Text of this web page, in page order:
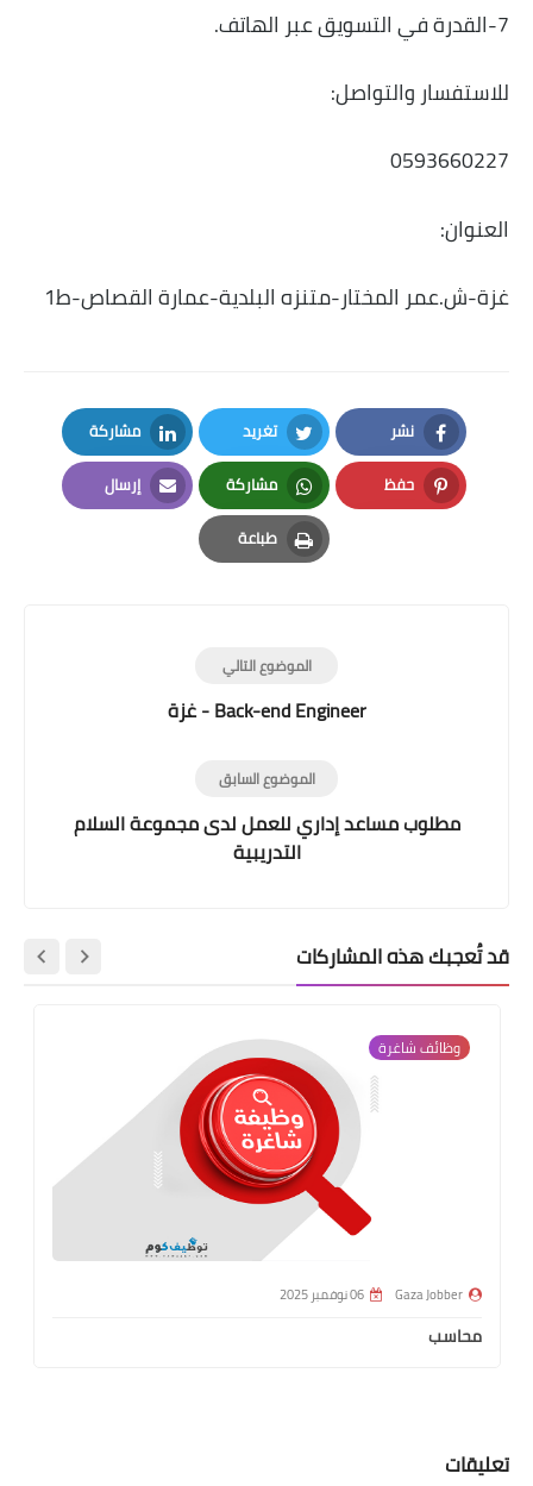
7-القدرة في التسويق عبر الهاتف.
للاستفسار والتواصل:
0593660227
العنوان:
غزة-ش.عمر المختار-متنزه البلدية-عمارة القصاص-ط1
نشر
Facebook
تغريد
Twitter
مشاركة
LinkedIn
حفظ
Pinterest
مشاركة
Whatsapp
إرسال
Email
طباعة
Print
الموضوع التالي
Back-end Engineer - غزة
الموضوع السابق
مطلوب مساعد إداري للعمل لدى مجموعة السلام
التدريبية
قد تُعجبك هذه المشاركات
وظائف شاغرة
Gaza Jobber 06 نوفمبر 2025
محاسب
تعليقات